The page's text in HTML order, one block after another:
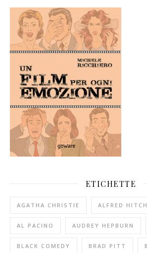
ETICHETTE
AGATHA CHRISTIE ALFRED
AL PACINO AUDREY HEPBURN
BLACK COMEDY BRAD PITT